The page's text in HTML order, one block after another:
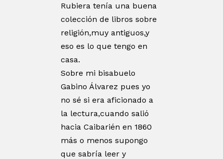
Rubiera tenía una buena
colección de libros sobre
religión,muy antiguos,y
eso es lo que tengo en
casa.
Sobre mi bisabuelo
Gabino Álvarez pues yo
no sé si era aficionado a
la lectura,cuando salió
hacia Caibarién en 1860
más o menos supongo
que sabría leer y